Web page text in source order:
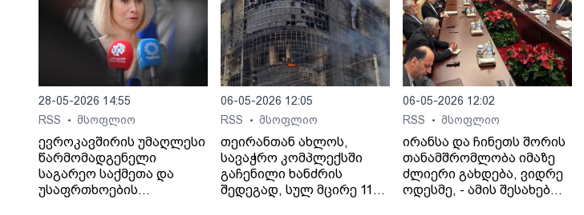
28-05-2026 14:55
RSS
• მსოფლიო
ევროკავშირის უმაღლესი
წარმომადგენელი
საგარეო საქმეთა და
უსაფრთხოების
06-05-2026 12:05
RSS
• მსოფლიო
თეირანთან ახლოს,
სავაჭრო კომპლექსში
გაჩენილი ხანძრის
შედეგად, სულ მცირე 11
06-05-2026 12:02
RSS
• მსოფლიო
ირანსა და ჩინეთს შორის
თანამშრომლობა იმაზე
ძლიერი გახდება, ვიდრე
ოდესმე, - ამის შესახებ